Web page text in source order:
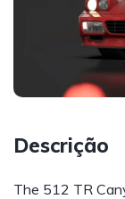
Descrição
The 512 TR